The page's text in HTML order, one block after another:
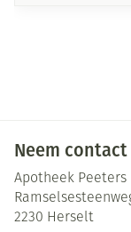
Neem
Apotheek Peeters
2230 Herselt